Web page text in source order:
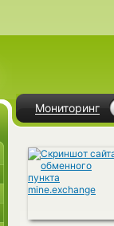
Мониторинг